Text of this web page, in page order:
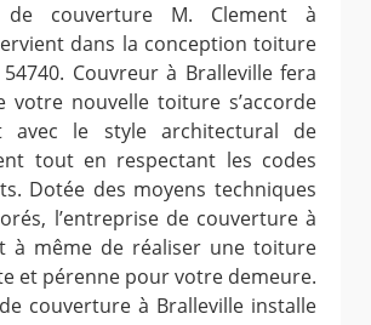
de couverture M. Clement à
dans la conception toiture
Couvreur à Bralleville fera
votre nouvelle toiture s’accorde
avec le style architectural de
tout en respectant les codes
Dotée des moyens techniques
l’entreprise de couverture à
à même de réaliser une toiture
et pérenne pour votre demeure.
couverture à Bralleville installe